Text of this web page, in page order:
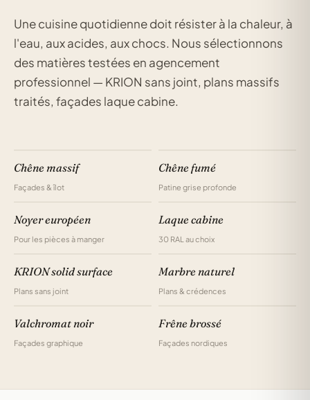
Une cuisine quotidienne doit résister à la chaleur, à
l'eau, aux acides, aux chocs. Nous sélectionnons
des matières testées en agencement
professionnel — KRION sans joint, plans massifs
traités, façades laque cabine.
Chêne massif
Façades & îlot
Chêne fumé
Patine grise profonde
Noyer européen
Pour les pièces à manger
Laque cabine
30 RAL au choix
KRION solid surface
Plans sans joint
Marbre naturel
Plans & crédences
Valchromat noir
Façades graphique
Frêne brossé
Façades nordiques